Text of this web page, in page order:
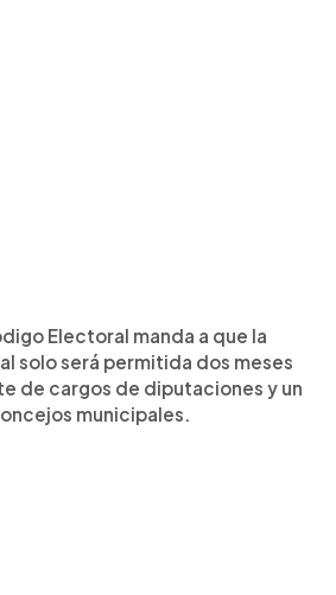
Electoral manda a que la
solo será permitida dos meses
de cargos de diputaciones y un
municipales.